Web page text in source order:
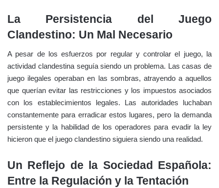
La Persistencia del Juego
Clandestino: Un Mal Necesario
A pesar de los esfuerzos por regular y controlar el juego, la
actividad clandestina seguía siendo un problema. Las casas de
juego ilegales operaban en las sombras, atrayendo a aquellos
que querían evitar las restricciones y los impuestos asociados
con los establecimientos legales. Las autoridades luchaban
constantemente para erradicar estos lugares, pero la demanda
persistente y la habilidad de los operadores para evadir la ley
hicieron que el juego clandestino siguiera siendo una realidad.
Un Reflejo de la Sociedad Española:
Entre la Regulación y la Tentación